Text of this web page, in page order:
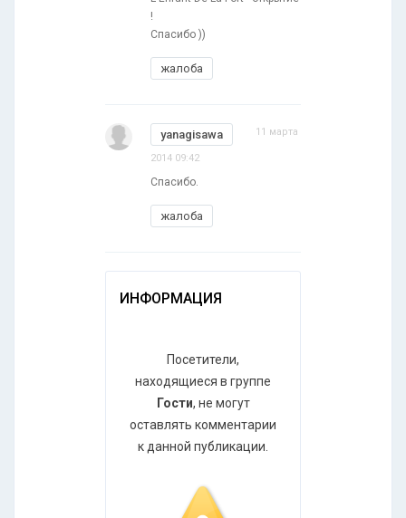
!
Спасибо ))
жалоба
yanagisawa 11 марта
2014 09:42
Спасибо.
жалоба
ИНФОРМАЦИЯ
Посетители,
находящиеся в группе
Гости, не могут
оставлять комментарии
к данной публикации.